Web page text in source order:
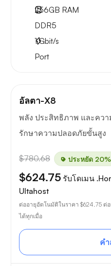
256GB RAM
DDR5
1Gbit/s
Port
อัลตา-X8
พลัง ประสิทธิภาพ และคว
รักษาความปลอดภัยขั้นสูง
$780.68 ประหยัด 20%
$624.75 รับโดเมน
Ultahost
ต่ออายุอัตโนมัติในราคา $624.75 ต่
ได้ทุกเมื่อ
คำ